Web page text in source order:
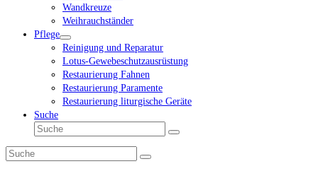
Wandkreuze
Weihrauchständer
Pflege
Reinigung und Reparatur
Lotus-Gewebeschutzausrüstung
Restaurierung Fahnen
Restaurierung Paramente
Restaurierung liturgische Geräte
Suche
Suche
Senden
Suche
Senden